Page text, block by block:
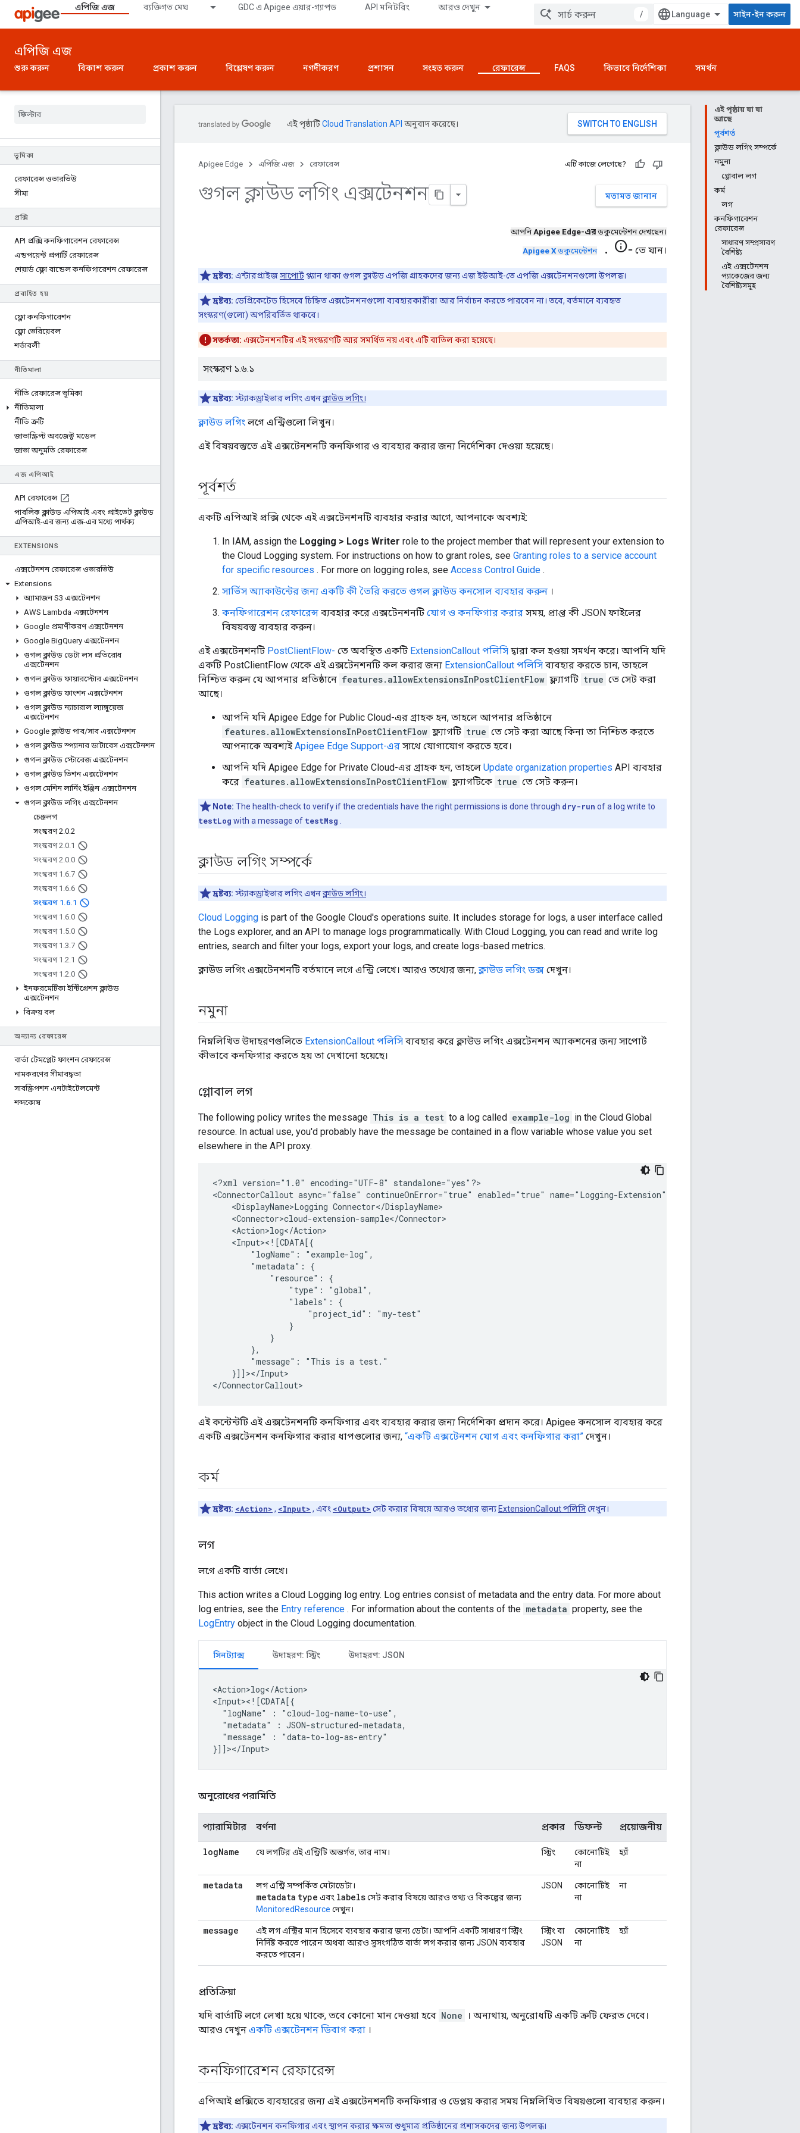
এপিজি এজ ব্যক্তিগত মেঘ GDC এ Apigee এয়ার-গ্যাপড API মনিটরিং আরও দেখুন
/ সাইন-ইন করুন
এপিজি এজ
শুরু করুন বিকাশ করুন প্রকাশ করুন বিশ্লেষণ করুন নগদীকরণ প্রশাসন সংহত করুন রেফারেন্স FAQS কিভাবে নির্দেশিকা সমর্থন
ভূমিকা
রেফারেন্স ওভারভিউ
সীমা
প্রক্সি
API প্রক্সি কনফিগারেশন রেফারেন্স
এন্ডপয়েন্ট প্রপার্টি রেফারেন্স
শেয়ার্ড ফ্লো বান্ডেল কনফিগারেশন রেফারেন্স
প্রবাহিত হয়
ফ্লো কনফিগারেশন
ফ্লো ভেরিয়েবল
শর্তাবলী
নীতিমালা
নীতি রেফারেন্স ভূমিকা
নীতিমালা
নীতি ত্রুটি
জাভাস্ক্রিপ্ট অবজেক্ট মডেল
জাভা অনুমতি রেফারেন্স
এজ এপিআই
API রেফারেন্স
পাবলিক ক্লাউড এপিআই এবং প্রাইভেট ক্লাউড
এপিআই-এর জন্য এজ-এর মধ্যে পার্থক্য
EXTENSIONS
এক্সটেনশন রেফারেন্স ওভারভিউ
Extensions
অ্যামাজন S3 এক্সটেনশন
AWS Lambda এক্সটেনশন
Google প্রমাণীকরণ এক্সটেনশন
Google BigQuery এক্সটেনশন
গুগল ক্লাউড ডেটা লস প্রতিরোধ
এক্সটেনশন
গুগল ক্লাউড ফায়ারস্টোর এক্সটেনশন
গুগল ক্লাউড ফাংশন এক্সটেনশন
গুগল ক্লাউড ন্যাচারাল ল্যাঙ্গুয়েজ
এক্সটেনশন
Google ক্লাউড পাব/সাব এক্সটেনশন
গুগল ক্লাউড স্প্যানার ডাটাবেস এক্সটেনশন
গুগল ক্লাউড স্টোরেজ এক্সটেনশন
গুগল ক্লাউড ভিশন এক্সটেনশন
গুগল মেশিন লার্নিং ইঞ্জিন এক্সটেনশন
গুগল ক্লাউড লগিং এক্সটেনশন
চেঞ্জলগ
সংস্করণ 2.0.2
সংস্করণ 2.0.1
সংস্করণ 2.0.0
সংস্করণ 1 .6.7
সংস্করণ 1 .6.6
সংস্করণ 1.6.1
সংস্করণ 1 .6.0
সংস্করণ 1 .5.0
সংস্করণ 1 .3.7
সংস্করণ 1 .2.1
সংস্করণ 1 .2.0
ইনফরমেটিকা ​​ইন্টিগ্রেশন ক্লাউড
এক্সটেনশন
বিক্রয় বল
অন্যান্য রেফারেন্স
বার্তা টেমপ্লেট ফাংশন রেফারেন্স
নামকরণের সীমাবদ্ধতা
সাবস্ক্রিপশন এনটাইটেলমেন্ট
শব্দকোষ
এই পৃষ্ঠায় যা যা
আছে
পূর্বশর্ত
ক্লাউড লগিং সম্পর্কে
নমুনা
গ্লোবাল লগ
কর্ম
লগ
কনফিগারেশন
রেফারেন্স
সাধারণ সম্প্রসারণ
বৈশিষ্ট্য
এই এক্সটেনশন
প্যাকেজের জন্য
বৈশিষ্ট্যসমূহ
এই পৃষ্ঠাটিCloud Translation API অনুবাদ করেছে।
Apigee Edge এপিজি এজ রেফারেন্স এটি কাজে লেগেছে?
মতামত জানান
গুগল ক্লাউড লগিং এক্সটেনশন
আপনিApigee Edge-এর ডকুমেন্টেশন দেখছেন।
Apigee X ডকুমেন্টেশন .info- তে যান।
দ্রষ্টব্য: এন্টারপ্রাইজসাপোর্টপ্ল্যান থাকা গুগল ক্লাউড এপজি গ্রাহকদের জন্য এজ ইউআই-তে এপজি এক্সটেনশনগুলো উপলব্ধ।
দ্রষ্টব্য: ডেপ্রিকেটেড হিসেবে চিহ্নিত এক্সটেনশনগুলো ব্যবহারকারীরা আর নির্বাচন করতে পারবেন না। তবে, বর্তমানে ব্যবহৃত
সংস্করণ(গুলো) অপরিবর্তিত থাকবে।
সতর্কতা: এক্সটেনশনটির এই সংস্করণটি আর সমর্থিত নয় এবং এটি বাতিল করা হয়েছে।
সংস্করণ ১.৬.১
দ্রষ্টব্য: স্ট্যাকড্রাইভার লগিং এখনক্লাউড লগিং।
ক্লাউড লগিং লগে এন্ট্রিগুলো লিখুন।
এই বিষয়বস্তুতে এই এক্সটেনশনটি কনফিগার ও ব্যবহার করার জন্য নির্দেশিকা দেওয়া হয়েছে।
পূর্বশর্ত
একটি এপিআই প্রক্সি থেকে এই এক্সটেনশনটি ব্যবহার করার আগে, আপনাকে অবশ্যই:
In IAM, assign the Logging > Logs Writer role to the project member that will represent your extension to
the Cloud Logging system. For instructions on how to grant roles, see Granting roles to a service account
for specific resources . For more on logging roles, see Access Control Guide .
সার্ভিস অ্যাকাউন্টের জন্য একটি কী তৈরি করতে গুগল ক্লাউড কনসোল ব্যবহার করুন ।
কনফিগারেশন রেফারেন্স ব্যবহার করে এক্সটেনশনটি যোগ ও কনফিগার করার সময়, প্রাপ্ত কী JSON ফাইলের
বিষয়বস্তু ব্যবহার করুন।
এই এক্সটেনশনটি PostClientFlow- তে অবস্থিত একটি ExtensionCallout পলিসি দ্বারা কল হওয়া সমর্থন করে। আপনি যদি
একটি PostClientFlow থেকে এই এক্সটেনশনটি কল করার জন্য ExtensionCallout পলিসি ব্যবহার করতে চান, তাহলে
নিশ্চিত করুন যে আপনার প্রতিষ্ঠানে features.allowExtensionsInPostClientFlow ফ্ল্যাগটি true তে সেট করা
আছে।
আপনি যদি Apigee Edge for Public Cloud-এর গ্রাহক হন, তাহলে আপনার প্রতিষ্ঠানে
features.allowExtensionsInPostClientFlow ফ্ল্যাগটি true তে সেট করা আছে কিনা তা নিশ্চিত করতে
আপনাকে অবশ্যইApigee Edge Support-এর সাথে যোগাযোগ করতে হবে।
আপনি যদি Apigee Edge for Private Cloud-এর গ্রাহক হন, তাহলে Update organization properties API ব্যবহার
করে features.allowExtensionsInPostClientFlow ফ্ল্যাগটিকে true তে সেট করুন।
Note: The health-check to verify if the credentials have the right permissions is done through dry-run of a log write to
testLog with a message of testMsg
ক্লাউড লগিং সম্পর্কে
দ্রষ্টব্য: স্ট্যাকড্রাইভার লগিং এখনক্লাউড লগিং।
Cloud Logging is part of the Google Cloud's operations suite. It includes storage for logs, a user interface called
the Logs explorer, and an API to manage logs programmatically. With Cloud Logging, you can read and write log
entries, search and filter your logs, export your logs, and create logs-based metrics.
ক্লাউড লগিং এক্সটেনশনটি বর্তমানে লগে এন্ট্রি লেখে। আরও তথ্যের জন্য,ক্লাউড লগিং ডক্স দেখুন।
নমুনা
নিম্নলিখিত উদাহরণগুলিতে ExtensionCallout পলিসি ব্যবহার করে ক্লাউড লগিং এক্সটেনশন অ্যাকশনের জন্য সাপোর্ট
কীভাবে কনফিগার করতে হয় তা দেখানো হয়েছে।
গ্লোবাল লগ
The following policy writes the message This is a test to a log called example-log in the Cloud Global
resource. In actual use, you'd probably have the message be contained in a flow variable whose value you set
elsewhere in the API proxy.
<?xml version="1.0" encoding="UTF-8"
standalone="yes"?>
<ConnectorCallout async="false" continueOnError="true" enabled="true"
<DisplayName>Logging
"logName":
"metadata":
"resource":
"type":
"labels":
"project_id":
"message":
"This is a
}]]></Input>
এই কন্টেন্টটি এই এক্সটেনশনটি কনফিগার এবং ব্যবহার করার জন্য নির্দেশিকা প্রদান করে। Apigee কনসোল ব্যবহার করে
একটি এক্সটেনশন কনফিগার করার ধাপগুলোর জন্য, “একটি এক্সটেনশন যোগ এবং কনফিগার করা” দেখুন।
কর্ম
দ্রষ্টব্য: <Action> , <Input> , এবং <Output> সেট করার বিষয়ে আরও তথ্যের জন্য ExtensionCallout পলিসিদেখুন।
লগ
লগে একটি বার্তা লেখে।
This action writes a Cloud Logging log entry. Log entries consist of metadata and the entry data. For more about
log entries, see the Entry reference . For information about the contents of the metadata property, see the
LogEntry object in the Cloud Logging documentation.
সিনট্যাক্স উদাহরণ: স্ট্রিং উদাহরণ: JSON
<Action>log</Action>
"logName"
:
"metadata"
:
"message"
:
"data-to-log-as-entry"
অনুরোধের পরামিতি
প্যারামিটার বর্ণনা প্রকার ডিফল্ট প্রয়োজনীয়
logName যে লগটির এই এন্ট্রিটি অন্তর্গত, তার নাম। স্ট্রিং
কোনোটিই
না
হ্যাঁ
metadata লগ এন্ট্রি সম্পর্কিত মেটাডেটা।
metadata type এবং labelsসেট করার বিষয়ে আরও তথ্য ও বিকল্পের জন্য
MonitoredResource দেখুন।
JSON
কোনোটিই
না
না
message
এই লগ এন্ট্রির মান হিসেবে ব্যবহার করার জন্য ডেটা। আপনি একটি সাধারণ স্ট্রিং
নির্দিষ্ট করতে পারেন অথবা আরও সুসংগঠিত বার্তা লগ করার জন্য JSON ব্যবহার
করতে পারেন।
স্ট্রিং বা
JSON
কোনোটিই
না
হ্যাঁ
প্রতিক্রিয়া
যদি বার্তাটি লগে লেখা হয়ে থাকে, তবে কোনো মান দেওয়া হবে None
। অন্যথায়, অনুরোধটি একটি ত্রুটি ফেরত দেবে।
আরও দেখুন একটি এক্সটেনশন ডিবাগ করা ।
কনফিগারেশন রেফারেন্স
এপিআই প্রক্সিতে ব্যবহারের জন্য এই এক্সটেনশনটি কনফিগার ও ডেপ্লয় করার সময় নিম্নলিখিত বিষয়গুলো ব্যবহার করুন।
দ্রষ্টব্য: এক্সটেনশন কনফিগার এবং স্থাপন করার ক্ষমতা শুধুমাত্র প্রতিষ্ঠানের প্রশাসকদের জন্য উপলব্ধ।